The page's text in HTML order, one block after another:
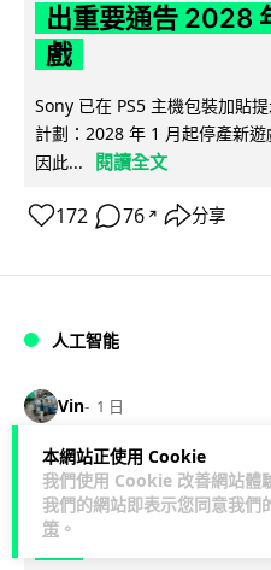
本網站正使用 Cookie
我們使用 Cookie 改善網站體
我們的網站即表示您同意我們
策 。
出重要通告 2028
戲
Sony 已在 PS5 主機包裝加貼
計劃：2028 年 1 月起停產新
因此...
閱讀全文
172 76 ↗ 分享
人工智能
Vin 1 日
Samsung 展示
手機毋須輸入文字
作